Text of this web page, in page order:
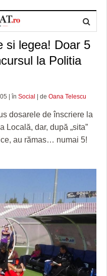
si legea! Doar 5
la Politia
| în Social | de Oana Telescu
dosarele de înscriere la
Locală, dar, după „sita”
au rămas… numai 5!